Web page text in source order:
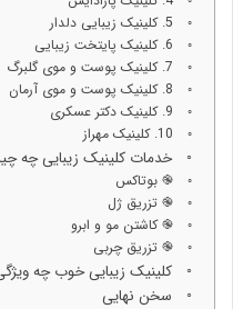
5. کلینیک زیبایی دلدار
6. کلینیک پایتخت زیبایی
7. کلینیک پوست و موی گلبرگ
8. کلینیک پوست و موی آرمان
9. کلینیک دکتر عسکری
10. کلینیک مهراز
خدمات کلینیک زیبایی چه
֎ بوتاکس
֎ تزریق ژل
֎ کاشتن مو و ابرو
֎ تزریق چربی
کلینیک زیبایی خوب چه
سخن نهایی